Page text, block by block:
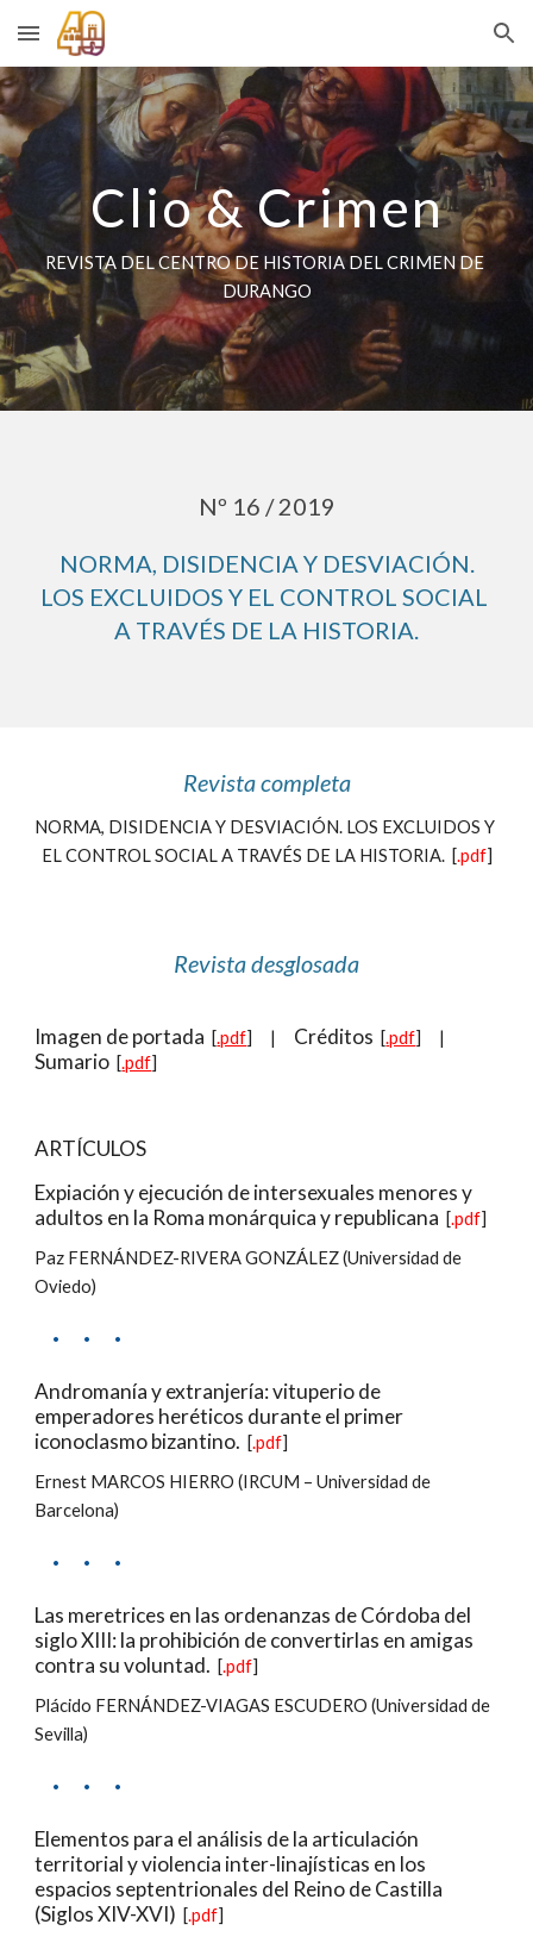
Skip to main content Skip to navigation
Clio & Crimen
REVISTA DEL CENTRO DE HISTORIA DEL CRIMEN DE
DURANGO
Nº 16 / 2019
NORMA, DISIDENCIA Y DESVIACIÓN.
LOS EXCLUIDOS Y EL CONTROL SOCIAL
A TRAVÉS DE LA HISTORIA.
Revista completa
NORMA, DISIDENCIA Y DESVIACIÓN. LOS EXCLUIDOS Y
EL CONTROL SOCIAL A TRAVÉS DE LA HISTORIA.
  [
.pdf]
Revista desglosada
Imagen de portada
  [
.pdf]     | Créditos
  [
.pdf
Sumario
  [
.pdf]
ARTÍCULOS
Expiación y ejecución de intersexuales menores y
adultos en la Roma monárquica y republicana
  [
.pdf]
Paz FERNÁNDEZ-RIVERA GONZÁLEZ (Universidad de
Oviedo)
·     ·     ·
Andromanía y extranjería: vituperio de
emperadores heréticos durante el primer
iconoclasmo bizantino.
  [
.pdf]
Ernest MARCOS HIERRO (IRCUM – Universidad de
Barcelona)
·     ·     ·
Las meretrices en las ordenanzas de Córdoba del
siglo XIII: la prohibición de convertirlas en amigas
contra su voluntad.
  [
.pdf]
Plácido FERNÁNDEZ-VIAGAS ESCUDERO (Universidad de
Sevilla)
·     ·     ·
Elementos para el análisis de la articulación
territorial y violencia inter-linajísticas en los
espacios septentrionales del Reino de Castilla
(Siglos XIV-XVI)
  [
.pdf]